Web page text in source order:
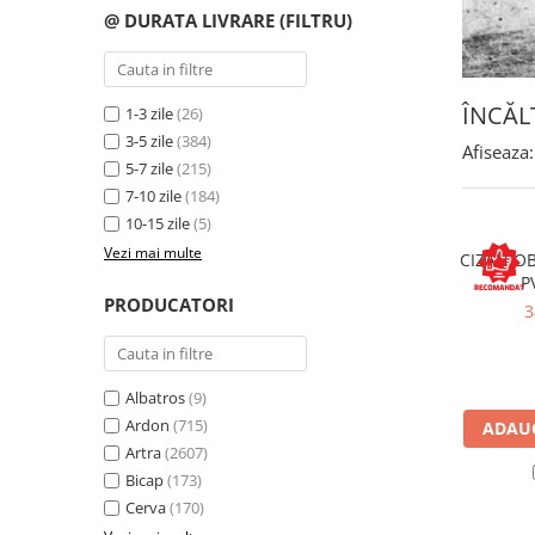
Impermeabile
Pantaloni Impermeabili
Pelerine | Jachete Impermeabile
Imbracaminte TERMOIZOLANTĂ
Jachete Termoizolante
Pantaloni Termoizolanti
Costume | Combinezoane
Veste Termoizolante
Îmbrăcăminte REFLECTORIZANTĂ
Jachete reflectorizante (HI-VIS)
Pantaloni si salopete reflectorizante
Costume reflectorizante (HI-VIS)
Combinezoane Reflectorizante (HI-
@ DURATA LIVRARE (FILTRU)
1-3 zile(26)
3-5 zile(384)
5-7 zile(215)
7-10 zile(184)
10-15 zile(5)
Vezi mai multe
PRODUCATORI
Albatros(9)
Ardon (715)
Artra(2607)
Bicap(173)
Cerva(170)
Afiseaza:
CIZAN